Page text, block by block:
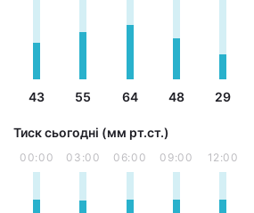
43 55 64 48 29
Тиск сьогодні (мм рт.ст.)
00:00 03:00 06:00 09:00 12:00